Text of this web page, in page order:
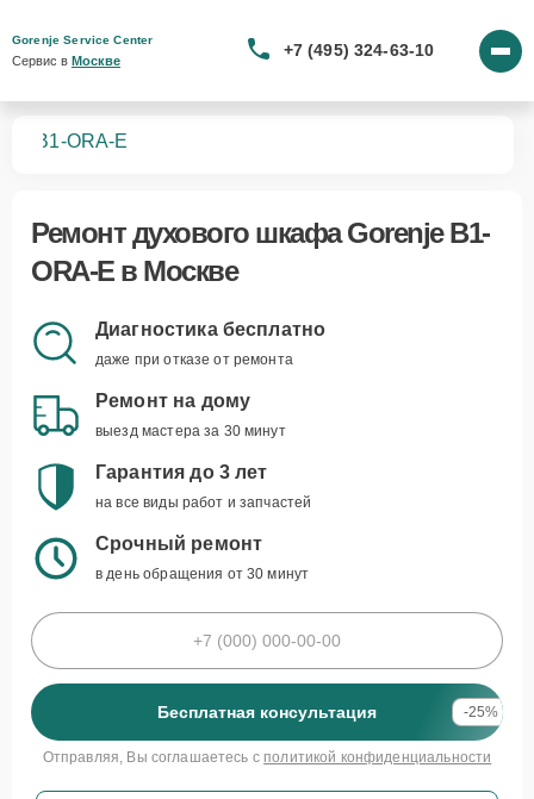
Gorenje Service Center
Сервис в Москве
+7 (495) 324-63-10
B1-ORA-E
Ремонтдухового шкафа Gorenje B1-
ORA-Eв Москве
Диагностика бесплатно
даже при отказе от ремонта
Ремонт на дому
выезд мастера за 30 минут
Гарантия до 3 лет
на все виды работ и запчастей
Срочный ремонт
в день обращения от 30 минут
Бесплатная консультация -25%
Отправляя, Вы соглашаетесь с политикой конфиденциальности